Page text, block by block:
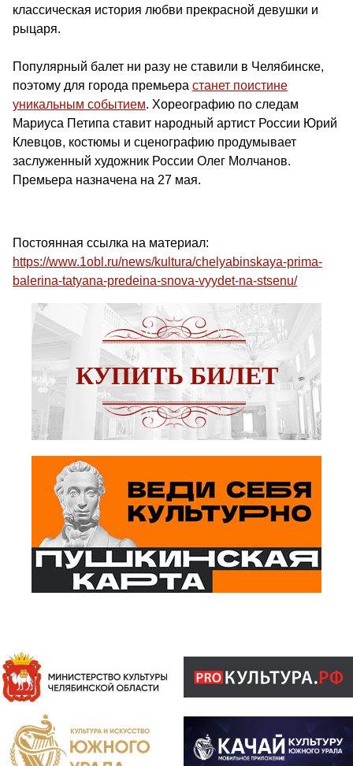
классическая история любви прекрасной девушки и
рыцаря.
Популярный балет ни разу не ставили в Челябинске,
поэтому для города премьера станет поистине
уникальным событием. Хореографию по следам
Мариуса Петипа ставит народный артист России Юрий
Клевцов, костюмы и сценографию продумывает
заслуженный художник России Олег Молчанов.
Премьера назначена на 27 мая.
Постоянная ссылка на материал:
https://www.1obl.ru/news/kultura/chelyabinskaya-prima-
balerina-tatyana-predeina-snova-vyydet-na-stsenu/
КУПИТЬ БИЛЕТ